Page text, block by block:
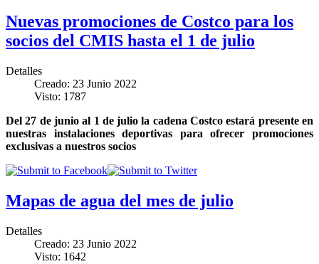
Nuevas promociones de Costco para los
socios del CMIS hasta el 1 de julio
Detalles
Creado: 23 Junio 2022
Visto: 1787
Del 27 de junio al 1 de julio la cadena Costco estará presente en
nuestras instalaciones deportivas para ofrecer promociones
exclusivas a nuestros socios
Mapas de agua del mes de julio
Detalles
Creado: 23 Junio 2022
Visto: 1642